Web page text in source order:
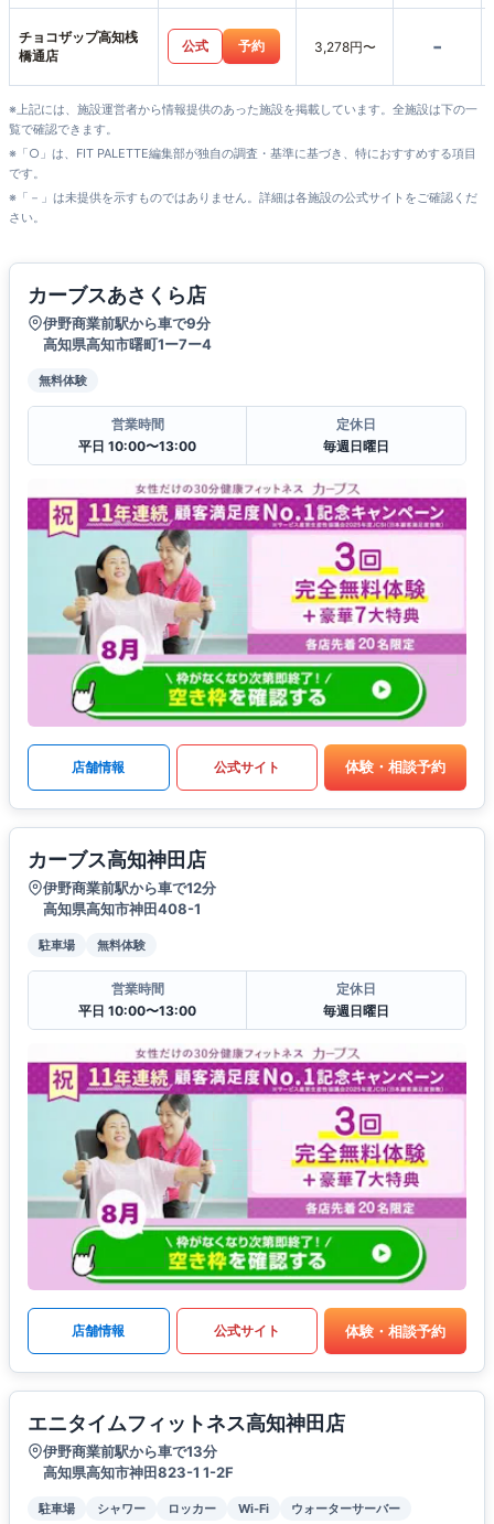
チョコザップ高知桟
橋通店
公式 予約 3,278円〜 -
※上記には、施設運営者から情報提供のあった施設を掲載しています。全施設は下の一
覧で確認できます。
※「○」は、FIT PALETTE編集部が独自の調査・基準に基づき、特におすすめする項目
です。
※「－」は未提供を示すものではありません。詳細は各施設の公式サイトをご確認くだ
さい。
カーブスあさくら店
伊野商業前駅から車で9分
高知県高知市曙町1ー7ー4
無料体験
営業時間
平日 10:00〜13:00
定休日
毎週日曜日
店舗情報 公式サイト 体験・相談予約
カーブス高知神田店
伊野商業前駅から車で12分
高知県高知市神田408-1
駐車場 無料体験
営業時間
平日 10:00〜13:00
定休日
毎週日曜日
店舗情報 公式サイト 体験・相談予約
エニタイムフィットネス高知神田店
伊野商業前駅から車で13分
高知県高知市神田823-1 1-2F
駐車場 シャワー ロッカー Wi-Fi ウォーターサーバー